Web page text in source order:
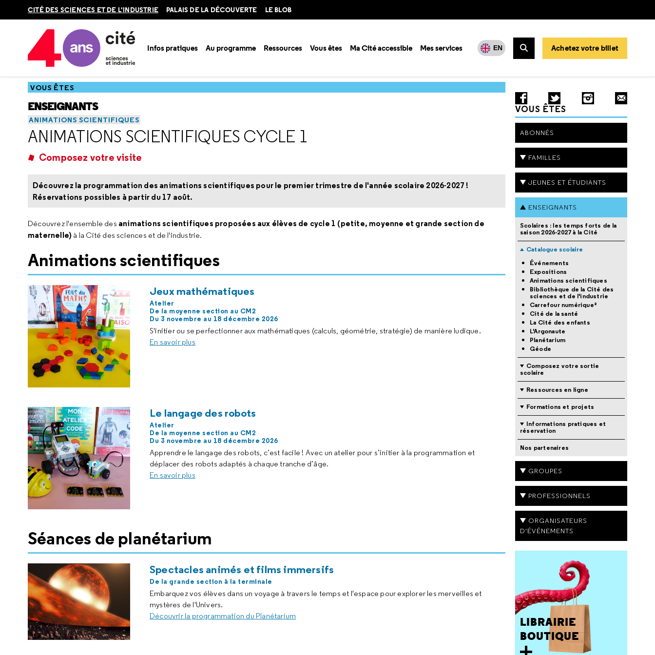
CITÉ DES SCIENCES ET DE L'INDUSTRIE PALAIS DE LA DÉCOUVERTE LE BLOB
Infos pratiques Au programme Ressources Vous êtes Ma Cité accessible Mes services EN
Rechercher
Achetez votre billet
Accueil Vous êtes
VOUS ÊTES
ENSEIGNANTS
ANIMATIONS SCIENTIFIQUES
ANIMATIONS SCIENTIFIQUES CYCLE 1
Composez votre visite
Découvrez la programmation des animations scientifiques pour le premier trimestre de l'année scolaire 2026-2027 !
Réservations possibles à partir du 17 août.
Découvrez l'ensemble des animations scientifiques proposées aux élèves de cycle 1 (petite, moyenne et grande section de
maternelle) à la Cité des sciences et de l'industrie.
Animations scientifiques
Jeux mathématiques
Atelier
De la moyenne section au CM2
Du 3 novembre au 18 décembre 2026
S'initier ou se perfectionner aux mathématiques (calculs, géométrie, stratégie) de manière ludique.
En savoir plus
Le langage des robots
Atelier
De la moyenne section au CM2
Du 3 novembre au 18 décembre 2026
Apprendre le langage des robots, c’est facile ! Avec un atelier pour s’initier à la programmation et
déplacer des robots adaptés à chaque tranche d’âge.
En savoir plus
Séances de planétarium
Spectacles animés et films immersifs
De la grande section à la terminale
Embarquez vos élèves dans un voyage à travers le temps et l'espace pour explorer les merveilles et
mystères de l'Univers.
Découvrir la programmation du Planétarium
VOUS ÊTES
ABONNÉS
FAMILLES
JEUNES ET ÉTUDIANTS
ENSEIGNANTS
Scolaires : les temps forts de la
saison 2026-2027 à la Cité
Catalogue scolaire
Événements
Expositions
Animations scientifiques
Bibliothèque de la Cité des
sciences et de l'industrie
Carrefour numérique²
Cité de la santé
La Cité des enfants
L'Argonaute
Planétarium
Géode
Composez votre sortie
scolaire
Ressources en ligne
Formations et projets
Informations pratiques et
réservation
Nos partenaires
GROUPES
PROFESSIONNELS
ORGANISATEURS
D'ÉVÉNEMENTS
LIBRAIRIE
BOUTIQUE